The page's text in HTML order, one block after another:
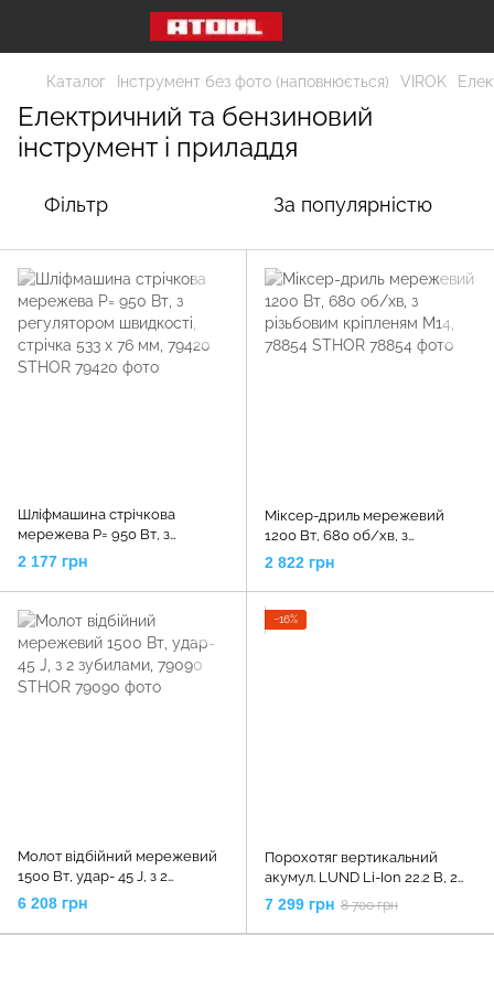
Каталог Інструмент без фото (наповнюється) VIROK
Електричний та бензиновий
інструмент і приладдя
Фільтр За популярністю
Шліфмашина стрічкова
мережева P= 950 Вт, з
регулятором швидкості,
стрічка 533 х 76 мм, 79420
STHOR
2 177 грн
Міксер-дриль мережевий
1200 Вт, 680 об/хв, з
різьбовим кріпленям М14,
78854 STHOR
2 822 грн
Молот відбійний мережевий
1500 Вт, удар- 45 J, з 2
зубилами, 79090 STHOR
6 208 грн
−16%
Порохотяг вертикальний
акумул. LUND Li-Ion 22.2 В, 2
АГод, 200 Вт, фільтр HEPA,
збірна ємн.- 0,35л, LUND 67121
7 299 грн 8 700 грн